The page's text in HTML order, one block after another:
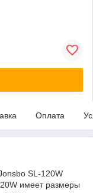
Оплата
SL-120W
имеет размеры